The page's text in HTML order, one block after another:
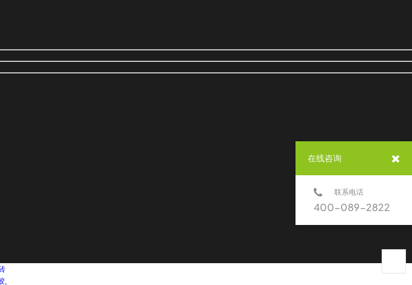
在线咨询
联系电话
400-089-2822